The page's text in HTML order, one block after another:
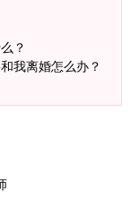
？
我离婚怎么办？